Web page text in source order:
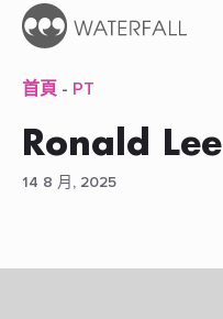
首頁 - PT
Ronald Lee
14 8 月, 2025